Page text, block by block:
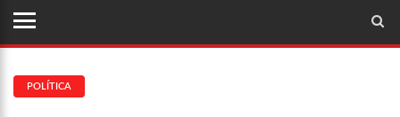
13:43
07:21 Grave explosão em clube de tiro deixa quatro vítimas fatais
18:42 Preço médio da gasolina registra queda e vai a R$ 5,04 no
POLÍTICA